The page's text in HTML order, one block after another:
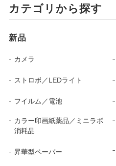
カテゴリから探す
新品
カメラ
ストロボ／LEDライト
フイルム／電池
カラー印画紙薬品／ミニラボ
消耗品
昇華型ペーパー